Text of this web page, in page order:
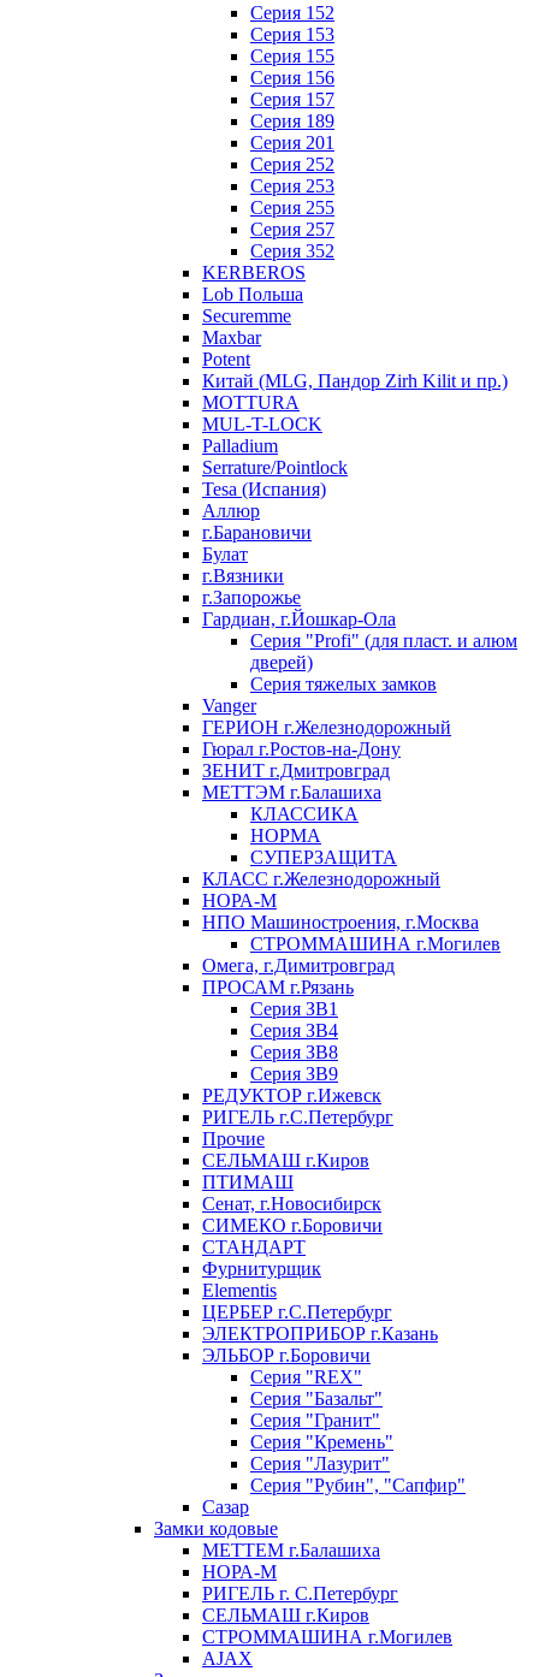
Серия 152
Серия 153
Серия 155
Серия 156
Серия 157
Серия 189
Серия 201
Серия 252
Серия 253
Серия 255
Серия 257
Серия 352
KERBEROS
Lob Польша
Securemme
Maxbar
Potent
Китай (MLG, Пандор Zirh Kilit и пр.)
MOTTURA
MUL-T-LOCK
Palladium
Serrature/Pointlock
Tesa (Испания)
Аллюр
г.Барановичи
Булат
г.Вязники
г.Запорожье
Гардиан, г.Йошкар-Ола
Серия "Profi" (для пласт. и алюм
дверей)
Серия тяжелых замков
Vanger
ГЕРИОН г.Железнодорожный
Гюрал г.Ростов-на-Дону
ЗЕНИТ г.Дмитровград
МЕТТЭМ г.Балашиха
КЛАССИКА
НОРМА
СУПЕРЗАЩИТА
КЛАСС г.Железнодорожный
НОРА-М
НПО Машиностроения, г.Москва
СТРОММАШИНА г.Могилев
Омега, г.Димитровград
ПРОСАМ г.Рязань
Серия ЗВ1
Серия ЗВ4
Серия ЗВ8
Серия ЗВ9
РЕДУКТОР г.Ижевск
РИГЕЛЬ г.С.Петербург
Прочие
СЕЛЬМАШ г.Киров
ПТИМАШ
Сенат, г.Новосибирск
СИМЕКО г.Боровичи
СТАНДАРТ
Фурнитурщик
Elementis
ЦЕРБЕР г.С.Петербург
ЭЛЕКТРОПРИБОР г.Казань
ЭЛЬБОР г.Боровичи
Серия "REX"
Серия "Базальт"
Серия "Гранит"
Серия "Кремень"
Серия "Лазурит"
Серия "Рубин", "Сапфир"
Сазар
Замки кодовые
МЕТТЕМ г.Балашиха
НОРА-М
РИГЕЛЬ г. С.Петербург
СЕЛЬМАШ г.Киров
СТРОММАШИНА г.Могилев
AJAX